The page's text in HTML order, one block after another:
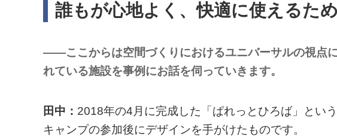
誰もが心地よく、快適に使えるた
――ここからは空間づくりにおけるユニバーサルの視点
れている施設を事例にお話を伺っていきます。
田中： 2018年の4月に完成した「ぱれっとひろば」とい
キャンプの参加後にデザインを手がけたものです。